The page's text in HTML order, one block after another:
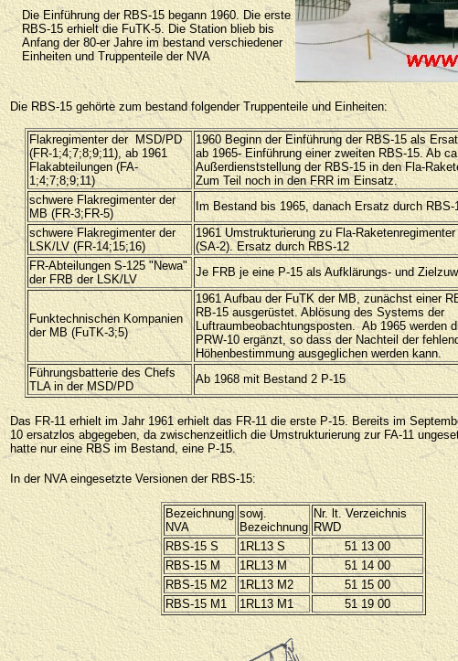
Die Einführung der RBS-15 begann 1960. Die erste
RBS-15 erhielt die FuTK-5. Die Station blieb bis
Anfang der 80-er Jahre im bestand verschiedener
Einheiten und Truppenteile der NVA
Die RBS-15 gehörte zum bestand folgender Truppenteile und Einheiten:
Flakregimenter der MSD/PD
(FR-1;4;7;8;9;11), ab 1961
Flakabteilungen (FA-
1;4;7;8;9;11)
1960 Beginn der Einführung der RBS-15 als
ab 1965- Einführung einer zweiten RBS-15. Ab
Außerdienststellung der RBS-15 in den Fla-
Zum Teil noch in den FRR im Einsatz.
schwere Flakregimenter der
MB (FR-3;FR-5)
Im Bestand bis 1965, danach Ersatz durch RBS-
schwere Flakregimenter der
LSK/LV (FR-14;15;16)
1961 Umstrukturierung zu Fla-
(SA-2). Ersatz durch RBS-12
FR-Abteilungen S-125 "Newa"
der FRB der LSK/LV
Je FRB je eine P-15 als Aufklärungs- und
Funktechnischen Kompanien
der MB (FuTK-3;5)
1961 Aufbau der FuTK der MB, zunächst einer
RB-15 ausgerüstet. Ablösung des Systems der
Luftraumbeobachtungsposten. Ab 1965 werden
PRW-10 ergänzt, so dass der Nachteil der
Höhenbestimmung ausgeglichen werden kann.
Führungsbatterie des Chefs
TLA in der MSD/PD
Ab 1968 mit Bestand 2 P-15
Das FR-11 erhielt im Jahr 1961 erhielt das FR-11 die erste P-15. Bereits im
10 ersatzlos abgegeben, da zwischenzeitlich die Umstrukturierung zur FA-11
hatte nur eine RBS im Bestand, eine P-15.
In der NVA eingesetzte Versionen der RBS-15:
Bezeichnung
NVA
sowj.
Bezeichnung
Nr. lt. Verzeichnis
RWD
RBS-15 S
1RL13 S
51 13 00
RBS-15 M
1RL13 M
51 14 00
RBS-15 M2
1RL13 M2
51 15 00
RBS-15 M1
1RL13 M1 51 19 00